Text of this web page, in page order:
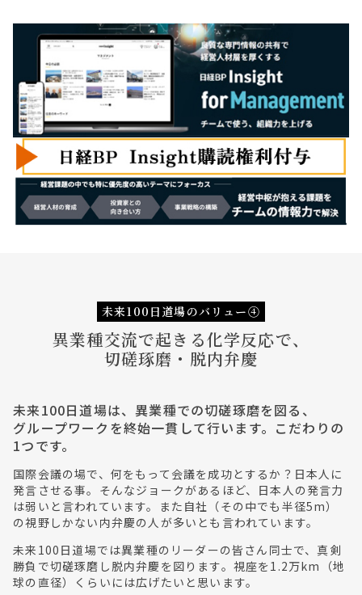
未来100日道場のバリュー④
異業種交流で起きる化学反応で、
切磋琢磨・脱内弁慶
未来100日道場は、異業種での切磋琢磨を図る、
グループワークを終始一貫して行います。こだわりの
1つです。
国際会議の場で、何をもって会議を成功とするか？日本人に
発言させる事。そんなジョークがあるほど、日本人の発言力
は弱いと言われています。また自社（その中でも半径5m）
の視野しかない内弁慶の人が多いとも言われています。
未来100日道場では異業種のリーダーの皆さん同士で、真剣
勝負で切磋琢磨し脱内弁慶を図ります。視座を1.2万km（地
球の直径）くらいには広げたいと思います。